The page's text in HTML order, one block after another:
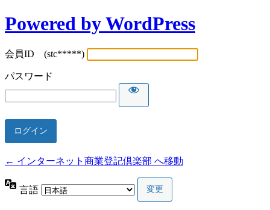
Powered by WordPress
会員ID (stc*****)
パスワード
← インターネット商業登記倶楽部 へ移動
言語